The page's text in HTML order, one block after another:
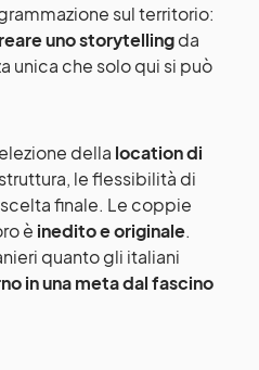
sul territorio:
uno storytellingda
unica che solo qui si può
della location di
le flessibilità di
finale. Le coppie
è inedito e originale.
quanto gli italiani
in una meta dal fascino